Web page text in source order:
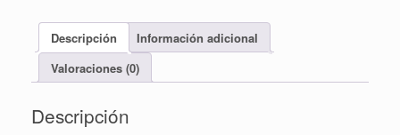
Descripción
Información adicional
Valoraciones (0)
Descripción